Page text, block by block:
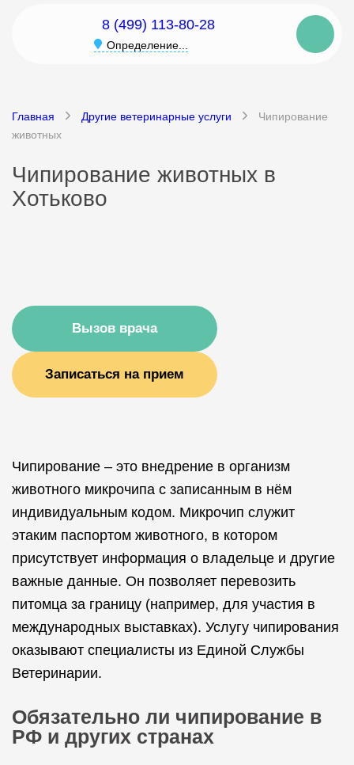
8 (499) 113-80-28
Определение...
Главная Другие ветеринарные услуги
Чипирование
животных
Чипирование животных в
Хотьково
Вызов врача
Записаться на прием
Чипирование – это внедрение в организм
животного микрочипа с записанным в нём
индивидуальным кодом. Микрочип служит
этаким паспортом животного, в котором
присутствует информация о владельце и другие
важные данные. Он позволяет перевозить
питомца за границу (например, для участия в
международных выставках). Услугу чипирования
оказывают специалисты из Единой Службы
Ветеринарии.
Обязательно ли чипирование в
РФ и других странах